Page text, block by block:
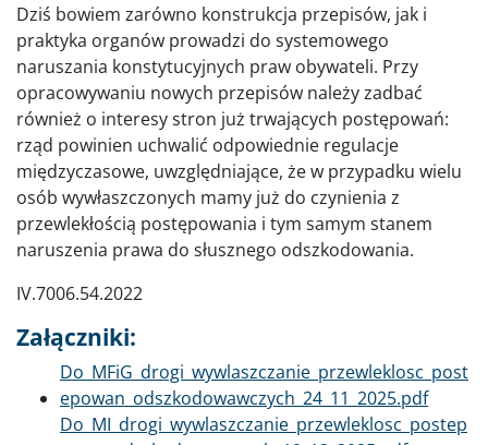
Dziś bowiem zarówno konstrukcja przepisów, jak i
praktyka organów prowadzi do systemowego
naruszania konstytucyjnych praw obywateli. Przy
opracowywaniu nowych przepisów należy zadbać
również o interesy stron już trwających postępowań:
rząd powinien uchwalić odpowiednie regulacje
międzyczasowe, uwzględniające, że w przypadku wielu
osób wywłaszczonych mamy już do czynienia z
przewlekłością postępowania i tym samym stanem
naruszenia prawa do słusznego odszkodowania.
IV.7006.54.2022
Załączniki:
Dokument
Do_MFiG_drogi_wywlaszczanie_przewleklosc_post
epowan_odszkodowawczych_24_11_2025.pdf
Dokument
Do_MI_drogi_wywlaszczanie_przewleklosc_postep